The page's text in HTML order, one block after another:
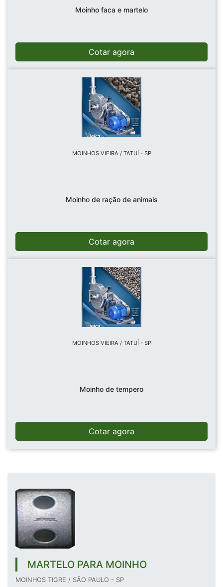
Moinho faca e martelo
Cotar agora
MOINHOS VIEIRA / TATUÍ - SP
Moinho de ração de animais
Cotar agora
MOINHOS VIEIRA / TATUÍ - SP
Moinho de tempero
Cotar agora
MARTELO PARA MOINHO
MOINHOS TIGRE / SÃO PAULO - SP